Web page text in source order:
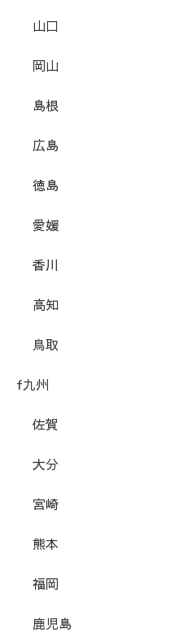
山口
岡山
島根
広島
徳島
愛媛
香川
高知
鳥取
f九州
佐賀
大分
宮崎
熊本
福岡
鹿児島